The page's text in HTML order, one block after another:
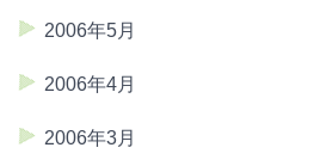
2006年5月
2006年4月
2006年3月